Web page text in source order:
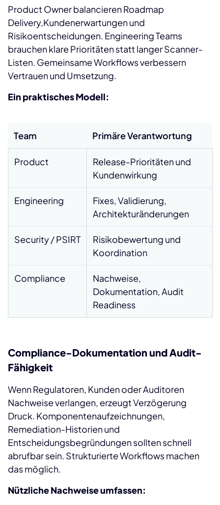
Product Owner balancieren Roadmap
Delivery,Kundenerwartungen und
Risikoentscheidungen. Engineering Teams
brauchen klare Prioritäten statt langer Scanner-
Listen. Gemeinsame Workflows verbessern
Vertrauen und Umsetzung.
Ein praktisches Modell:
Team Primäre Verantwortung
Product
Release-Prioritäten und
Kundenwirkung
Engineering
Fixes, Validierung,
Architekturänderungen
Security / PSIRT
Risikobewertung und
Koordination
Compliance
Nachweise,
Dokumentation, Audit
Readiness
Compliance-Dokumentation und Audit-
Fähigkeit
Wenn Regulatoren, Kunden oder Auditoren
Nachweise verlangen, erzeugt Verzögerung
Druck. Komponentenaufzeichnungen,
Remediation-Historien und
Entscheidungsbegründungen sollten schnell
abrufbar sein. Strukturierte Workflows machen
das möglich.
Nützliche Nachweise umfassen: